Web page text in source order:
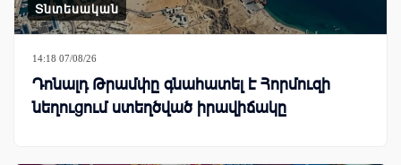
Տնտեսական
14:18 07/08/26
Դոնալդ Թրամփը գնահատել է Հորմուզի
նեղուցում ստեղծված իրավիճակը